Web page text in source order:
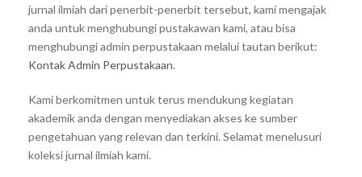
jurnal ilmiah dari penerbit-penerbit tersebut, kami mengajak
anda untuk menghubungi pustakawan kami, atau bisa
menghubungi admin perpustakaan melalui tautan berikut:
Kontak Admin Perpustakaan.
Kami berkomitmen untuk terus mendukung kegiatan
akademik anda dengan menyediakan akses ke sumber
pengetahuan yang relevan dan terkini. Selamat menelusuri
koleksi jurnal ilmiah kami.